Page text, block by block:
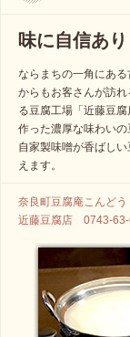
味に自信あ
ならまちの一角にあ
からもお客さんが訪
る豆腐工場「近藤豆
作った濃厚な味わい
自家製味噌が香ばし
えます。
奈良町豆腐庵こんど
近藤豆腐店 0743-63-